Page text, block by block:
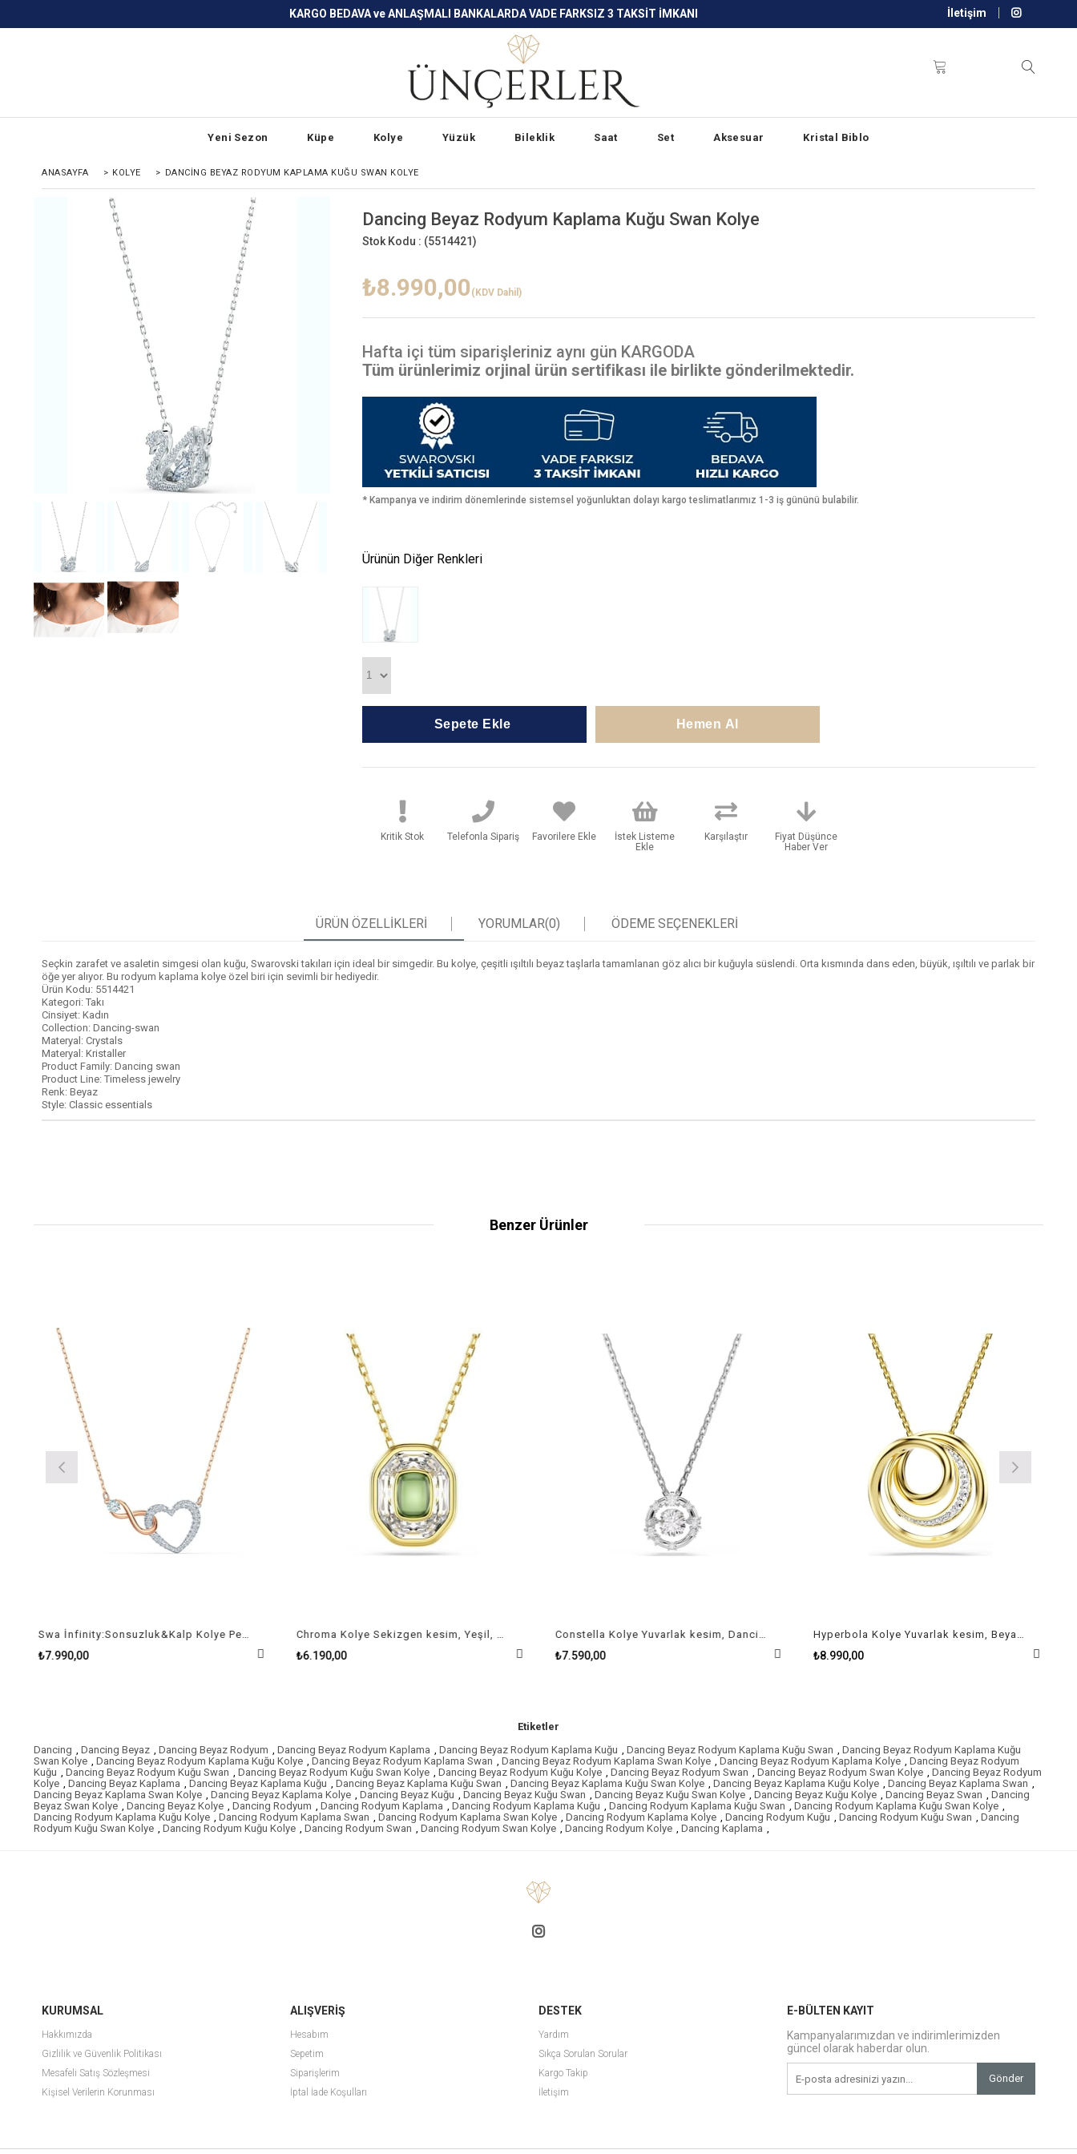
KARGO BEDAVA ve ANLAŞMALI BANKALARDA VADE FARKSIZ 3 TAKSİT İMKANI İletişim
Yeni Sezon Küpe Kolye Yüzük Bileklik Saat Set Aksesuar Kristal Biblo
ANASAYFA > KOLYE > DANCING BEYAZ RODYUM KAPLAMA KUĞU SWAN KOLYE
Dancing Beyaz Rodyum Kaplama Kuğu Swan Kolye
Stok Kodu : (5514421)
₺8.990,00 (KDV Dahil)
Hafta içi tüm siparişleriniz aynı gün KARGODA
Tüm ürünlerimiz orjinal ürün sertifikası ile birlikte gönderilmektedir.
* Kampanya ve indirim dönemlerinde sistemsel yoğunluktan dolayı kargo teslimatlarımız 1-3 iş gününü bulabilir.
Ürünün Diğer Renkleri
Kritik Stok Telefonla Sipariş Favorilere Ekle
İstek Listeme
Ekle
Karşılaştır
Fiyat Düşünce
Haber Ver
ÜRÜN ÖZELLIKLERI YORUMLAR(0) ÖDEME SEÇENEKLERI
Seçkin zarafet ve asaletin simgesi olan kuğu, Swarovski takıları için ideal bir simgedir. Bu kolye, çeşitli ışıltılı beyaz taşlarla tamamlanan göz alıcı bir kuğuyla süslendi. Orta kısmında dans eden, büyük, ışıltılı ve parlak bir
öğe yer alıyor. Bu rodyum kaplama kolye özel biri için sevimli bir hediyedir.
Ürün Kodu: 5514421
Kategori: Takı
Cinsiyet: Kadın
Collection: Dancing-swan
Materyal: Crystals
Materyal: Kristaller
Product Family: Dancing swan
Product Line: Timeless jewelry
Renk: Beyaz
Style: Classic essentials
Benzer Ürünler
Swa İnfinity:Sonsuzluk&Kalp Kolye Pembe Altin Ve Rodyum Kaplama
₺7.990,00
Chroma Kolye Sekizgen kesim, Yeşil, Altın rengi kaplama
₺6.190,00
Constella Kolye Yuvarlak kesim, Dancing stone, Beyaz, Rodyum kaplama
₺7.590,00
Hyperbola Kolye Yuvarlak kesim, Beyaz, Altın rengi kaplama
₺8.990,00
Etiketler
Dancing , Dancing Beyaz , Dancing Beyaz Rodyum , Dancing Beyaz Rodyum Kaplama , Dancing Beyaz Rodyum Kaplama Kuğu , Dancing Beyaz Rodyum Kaplama Kuğu Swan , Dancing Beyaz Rodyum Kaplama Kuğu
Swan Kolye , Dancing Beyaz Rodyum Kaplama Kuğu Kolye , Dancing Beyaz Rodyum Kaplama Swan , Dancing Beyaz Rodyum Kaplama Swan Kolye , Dancing Beyaz Rodyum Kaplama Kolye , Dancing Beyaz Rodyum
Kuğu , Dancing Beyaz Rodyum Kuğu Swan , Dancing Beyaz Rodyum Kuğu Swan Kolye , Dancing Beyaz Rodyum Kuğu Kolye , Dancing Beyaz Rodyum Swan , Dancing Beyaz Rodyum Swan Kolye , Dancing Beyaz Rodyum
Kolye , Dancing Beyaz Kaplama , Dancing Beyaz Kaplama Kuğu , Dancing Beyaz Kaplama Kuğu Swan , Dancing Beyaz Kaplama Kuğu Swan Kolye , Dancing Beyaz Kaplama Kuğu Kolye , Dancing Beyaz Kaplama Swan ,
Dancing Beyaz Kaplama Swan Kolye , Dancing Beyaz Kaplama Kolye , Dancing Beyaz Kuğu , Dancing Beyaz Kuğu Swan , Dancing Beyaz Kuğu Swan Kolye , Dancing Beyaz Kuğu Kolye , Dancing Beyaz Swan , Dancing
Beyaz Swan Kolye , Dancing Beyaz Kolye , Dancing Rodyum , Dancing Rodyum Kaplama , Dancing Rodyum Kaplama Kuğu , Dancing Rodyum Kaplama Kuğu Swan , Dancing Rodyum Kaplama Kuğu Swan Kolye ,
Dancing Rodyum Kaplama Kuğu Kolye , Dancing Rodyum Kaplama Swan , Dancing Rodyum Kaplama Swan Kolye , Dancing Rodyum Kaplama Kolye , Dancing Rodyum Kuğu , Dancing Rodyum Kuğu Swan , Dancing
Rodyum Kuğu Swan Kolye , Dancing Rodyum Kuğu Kolye , Dancing Rodyum Swan , Dancing Rodyum Swan Kolye , Dancing Rodyum Kolye , Dancing Kaplama ,
KURUMSAL
Hakkımızda
Gizlilik ve Güvenlik Politikası
Mesafeli Satış Sözleşmesi
Kişisel Verilerin Korunması
ALIŞVERİŞ
Hesabım
Sepetim
Siparişlerim
İptal İade Koşulları
DESTEK
Yardım
Sıkça Sorulan Sorular
Kargo Takip
İletişim
E-BÜLTEN KAYIT
Kampanyalarımızdan ve indirimlerimizden
güncel olarak haberdar olun.
Gönder